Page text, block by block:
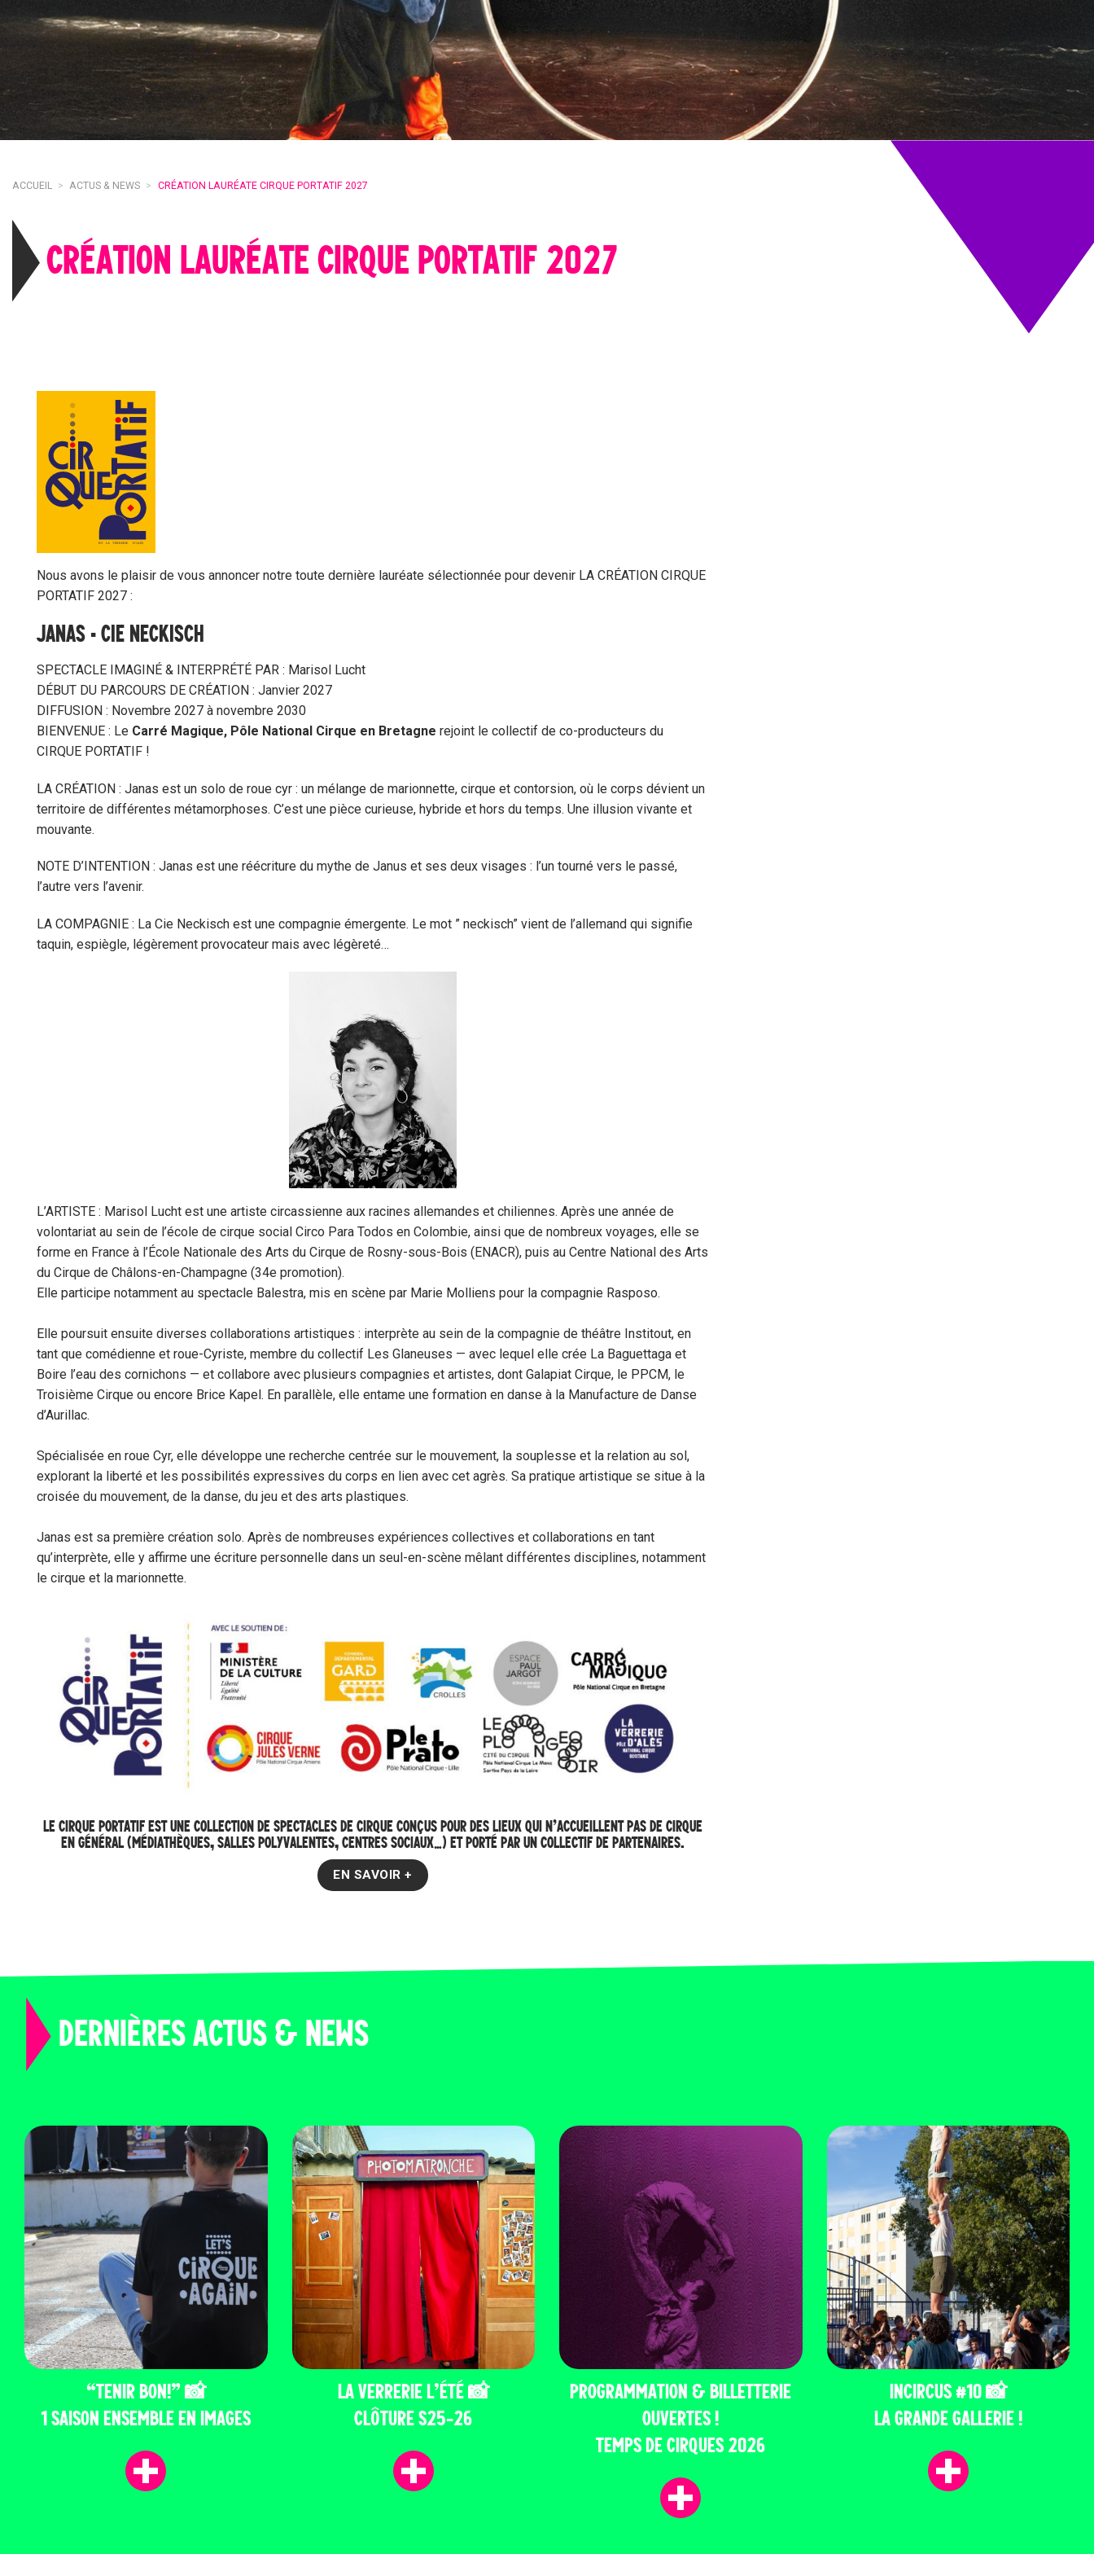
ACCUEIL > ACTUS & NEWS > CRÉATION LAURÉATE CIRQUE PORTATIF 2027
CRÉATION LAURÉATE CIRQUE PORTATIF 2027
Nous avons le plaisir de vous annoncer notre toute dernière lauréate sélectionnée pour devenir LA CRÉATION CIRQUE
PORTATIF 2027 :
JANAS • CIE NECKISCH
SPECTACLE IMAGINÉ & INTERPRÉTÉ PAR : Marisol Lucht
DÉBUT DU PARCOURS DE CRÉATION : Janvier 2027
DIFFUSION : Novembre 2027 à novembre 2030
BIENVENUE : Le Carré Magique, Pôle National Cirque en Bretagne rejoint le collectif de co-producteurs du
CIRQUE PORTATIF !
LA CRÉATION : Janas est un solo de roue cyr : un mélange de marionnette, cirque et contorsion, où le corps dévient un
territoire de différentes métamorphoses. C’est une pièce curieuse, hybride et hors du temps. Une illusion vivante et
mouvante.
NOTE D’INTENTION : Janas est une réécriture du mythe de Janus et ses deux visages : l’un tourné vers le passé,
l’autre vers l’avenir.
LA COMPAGNIE : La Cie Neckisch est une compagnie émergente. Le mot ” neckisch” vient de l’allemand qui signifie
taquin, espiègle, légèrement provocateur mais avec légèreté…
L’ARTISTE : Marisol Lucht est une artiste circassienne aux racines allemandes et chiliennes. Après une année de
volontariat au sein de l’école de cirque social Circo Para Todos en Colombie, ainsi que de nombreux voyages, elle se
forme en France à l’École Nationale des Arts du Cirque de Rosny-sous-Bois (ENACR), puis au Centre National des Arts
du Cirque de Châlons-en-Champagne (34e promotion).
Elle participe notamment au spectacle Balestra, mis en scène par Marie Molliens pour la compagnie Rasposo.
Elle poursuit ensuite diverses collaborations artistiques : interprète au sein de la compagnie de théâtre Institout, en
tant que comédienne et roue-Cyriste, membre du collectif Les Glaneuses — avec lequel elle crée La Baguettaga et
Boire l’eau des cornichons — et collabore avec plusieurs compagnies et artistes, dont Galapiat Cirque, le PPCM, le
Troisième Cirque ou encore Brice Kapel. En parallèle, elle entame une formation en danse à la Manufacture de Danse
d’Aurillac.
Spécialisée en roue Cyr, elle développe une recherche centrée sur le mouvement, la souplesse et la relation au sol,
explorant la liberté et les possibilités expressives du corps en lien avec cet agrès. Sa pratique artistique se situe à la
croisée du mouvement, de la danse, du jeu et des arts plastiques.
Janas est sa première création solo. Après de nombreuses expériences collectives et collaborations en tant
qu’interprète, elle y affirme une écriture personnelle dans un seul-en-scène mêlant différentes disciplines, notamment
le cirque et la marionnette.
LE CIRQUE PORTATIF EST UNE COLLECTION DE SPECTACLES DE CIRQUE CONÇUS POUR DES LIEUX QUI N’ACCUEILLENT PAS DE CIRQUE
EN GÉNÉRAL (MÉDIATHÈQUES, SALLES POLYVALENTES, CENTRES SOCIAUX…) ET PORTÉ PAR UN COLLECTIF DE PARTENAIRES.
EN SAVOIR +
DERNIÈRES ACTUS & NEWS
“TENIR BON!” 📸
1 SAISON ENSEMBLE EN IMAGES
LA VERRERIE L’ÉTÉ 📸
CLÔTURE S25-26
PROGRAMMATION & BILLETTERIE
OUVERTES !
TEMPS DE CIRQUES 2026
INCIRCUS #10 📸
LA GRANDE GALLERIE !